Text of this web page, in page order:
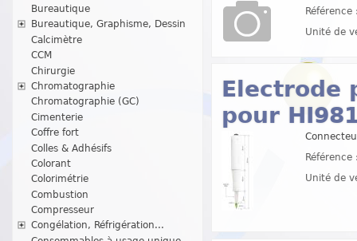
Bureautique
Bureautique, Graphisme, Dessin
Calcimètre
CCM
Chirurgie
Chromatographie
Chromatographie (GC)
Cimenterie
Coffre fort
Colles & Adhésifs
Colorant
Colorimétrie
Combustion
Compresseur
Congélation, Réfrigération...
Unité de
Electrode
pour
Unité de